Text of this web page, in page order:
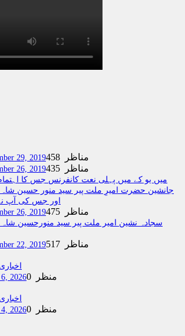
29, 2019 458 مناظر
26, 2019 435 مناظر
جانشین حضرت امیرِ ملت پیر سید منور حسین
اور جس کی آپ
26, 2019 475 مناظر
سجادہ نشین امیر ملت پیر سید منورحسین
22, 2019 517 مناظر
اخباری
2026 0 منظر
اخباری
2026 0 منظر